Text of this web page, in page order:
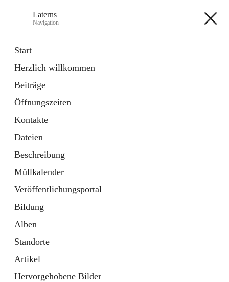
Laterns
Navigation
Start
Herzlich willkommen
Beiträge
Öffnungszeiten
Kontakte
Dateien
Beschreibung
Müllkalender
Veröffentlichungsportal
Bildung
Alben
Standorte
Artikel
Hervorgehobene Bilder
11 Schnellzugriffe
Soziales
1 Schnellzugriff